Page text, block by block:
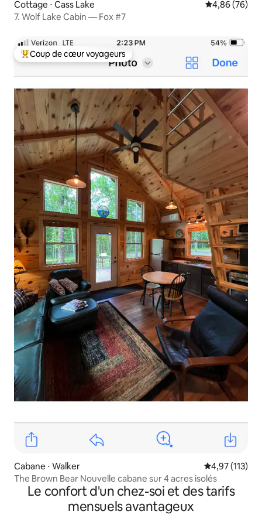
Cottage ⋅ Cass Lake Évaluation
4,86 (76)
7. Wolf Lake Cabin — Fox #7
Coups de cœur voyageurs les plus appréciés
Coup de cœur voyageurs
Cabane ⋅ Walker Évaluation
4,97 (113)
The Brown Bear Nouvelle cabane sur 4 acres isolés
Le confort d'un chez-soi et des tarifs
mensuels avantageux